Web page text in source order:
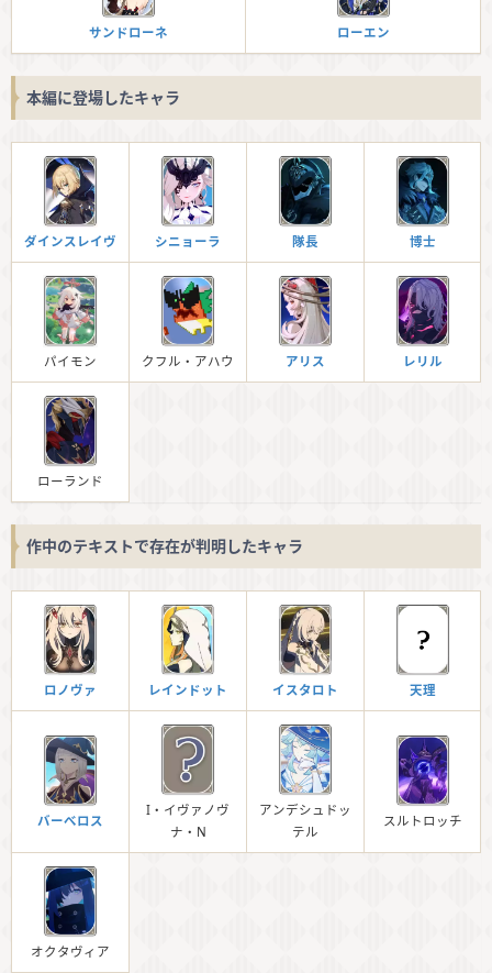
サンドローネ ローエン
本編に登場したキャラ
ダインスレイヴ シニョーラ 隊長 博士
パイモン クフル・アハウ アリス レリル
ローランド
作中のテキストで存在が判明したキャラ
ロノヴァ レインドット イスタロト 天理
バーべロス
I・イヴァノヴ
ナ・N
アンデシュドッ
テル
スルトロッチ
オクタヴィア